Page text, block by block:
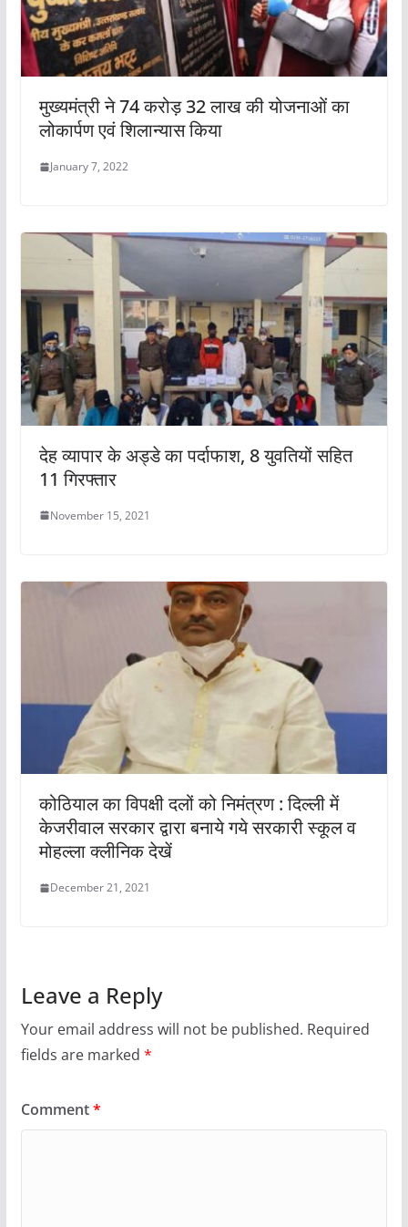
मुख्यमंत्री ने 74 करोड़ 32 लाख की योजनाओं का
लोकार्पण एवं शिलान्यास किया
January 7, 2022
देह व्यापार के अड्डे का पर्दाफाश, 8 युवतियों सहित
11 गिरफ्तार
November 15, 2021
कोठियाल का विपक्षी दलों को निमंत्रण : दिल्ली में
केजरीवाल सरकार द्वारा बनाये गये सरकारी स्कूल व
मोहल्ला क्लीनिक देखें
December 21, 2021
Leave a Reply
Your email address will not be published. Required
fields are marked *
Comment*